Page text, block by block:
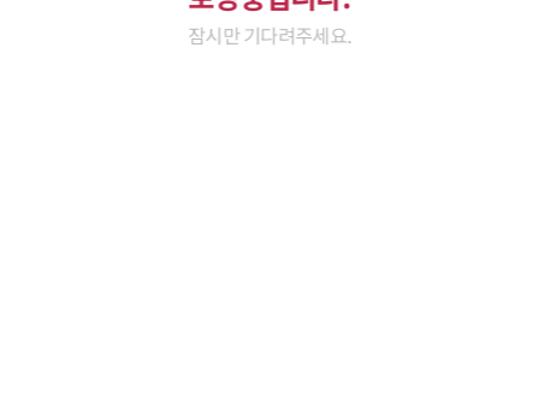
잠시만 기다려주세요.